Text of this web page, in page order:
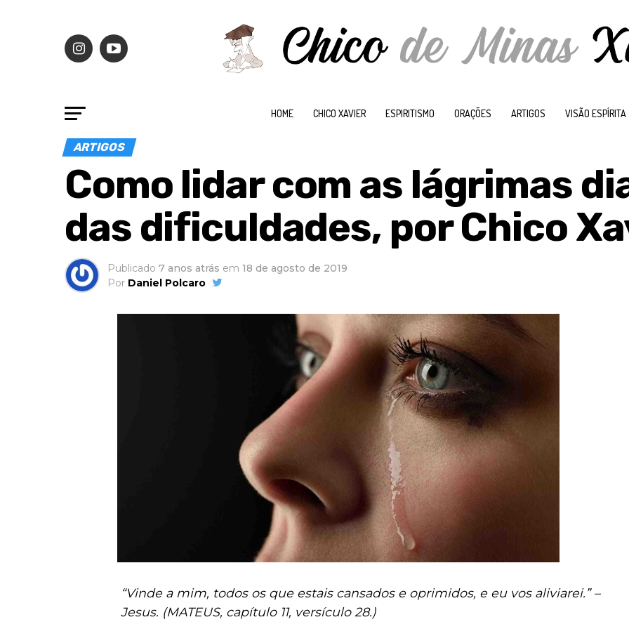
HOME CHICO XAVIER ESPIRITISMO ORAÇÕES ARTIGOS VISÃO ESPÍRITA
ARTIGOS
Como lidar com as lágrimas
das dificuldades, por Chico
Publicado 7 anos atrás em 18 de agosto de 2019
Por Daniel Polcaro
“Vinde a mim, todos os que estais cansados e oprimidos, e eu vos aliviarei.” –
Jesus. (MATEUS, capítulo 11, versículo 28.)